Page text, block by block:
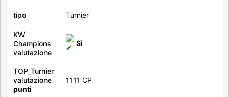
tipo Turnier
KW
Champions
valutazione
Sì
TOP_Turnier
valutazione
punti
1111 CP